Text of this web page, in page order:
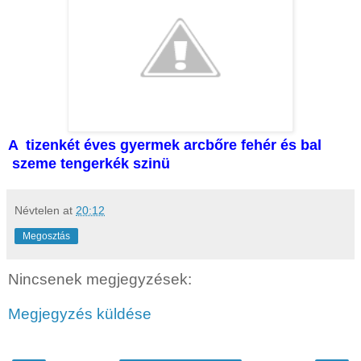
A tizenkét éves gyermek arcbőre fehér és bal
szeme tengerkék szinü
Névtelen at 20:12
Megosztás
Nincsenek megjegyzések:
Megjegyzés küldése